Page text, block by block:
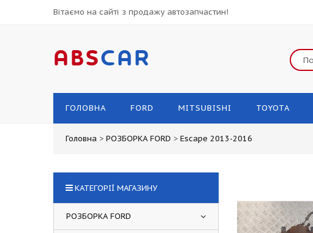
Вітаємо на сайті з продажу автозапчастин!
ABSCAR
ГОЛОВНА FORD MITSUBISHI TOYOTA
Головна > РОЗБОРКА FORD > Escape 2013-2016
КАТЕГОРІЇ МАГАЗИНУ
РОЗБОРКА FORD